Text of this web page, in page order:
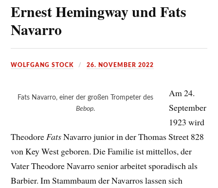
Ernest Hemingway und Fats
Navarro
WOLFGANG STOCK 26. NOVEMBER 2022
Fats Navarro, einer der großen Trompeter des
Bebop.
Am 24.
September
1923 wird
TheodoreFatsNavarro junior in der Thomas Street 828
von Key West geboren. Die Familie ist mittellos, der
Vater Theodore Navarro senior arbeitet sporadisch als
Barbier. Im Stammbaum der Navarros lassen sich